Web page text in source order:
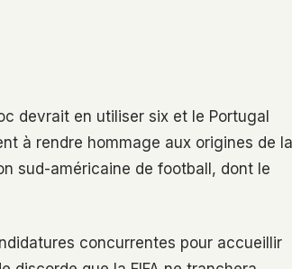
devrait en utiliser six et le Portugal
à rendre hommage aux origines de la
sud-américaine de football, dont le
concurrentes pour accueillir